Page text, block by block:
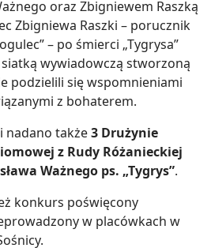
oraz Zbigniewem Raszką
Zbigniewa Raszki – porucznik
– po śmierci „Tygrysa”
wywiadowczą stworzoną
podzielili się wspomnieniami
z bohaterem.
nadano także3 Drużynie
z Rudy Różanieckiej
Ważnego ps. „Tygrys”.
konkurs poświęcony
w placówkach w